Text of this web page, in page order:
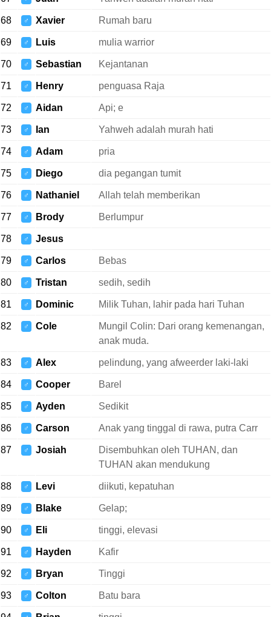
68 ♂ Xavier Rumah baru
69 ♂ Luis mulia warrior
70 ♂ Sebastian Kejantanan
71 ♂ Henry penguasa Raja
72 ♂ Aidan Api; e
73 ♂ Ian Yahweh adalah murah hati
74 ♂ Adam pria
75 ♂ Diego dia pegangan tumit
76 ♂ Nathaniel Allah telah memberikan
77 ♂ Brody Berlumpur
78 ♂ Jesus
79 ♂ Carlos Bebas
80 ♂ Tristan sedih, sedih
81 ♂ Dominic Milik Tuhan, lahir pada hari Tuhan
82 ♂ Cole
Mungil Colin: Dari orang kemenangan,
anak muda.
83 ♂ Alex pelindung, yang afweerder laki-laki
84 ♂ Cooper Barel
85 ♂ Ayden Sedikit
86 ♂ Carson Anak yang tinggal di rawa, putra Carr
87 ♂ Josiah
Disembuhkan oleh TUHAN, dan
TUHAN akan mendukung
88 ♂ Levi diikuti, kepatuhan
89 ♂ Blake Gelap;
90 ♂ Eli tinggi, elevasi
91 ♂ Hayden Kafir
92 ♂ Bryan Tinggi
93 ♂ Colton Batu bara